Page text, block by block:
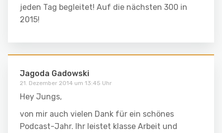
jeden Tag begleitet! Auf die nächsten 300 in
2015!
Jagoda Gadowski
21. Dezember 2014 um 13:45 Uhr
Hey Jungs,
von mir auch vielen Dank für ein schönes
Podcast-Jahr. Ihr leistet klasse Arbeit und